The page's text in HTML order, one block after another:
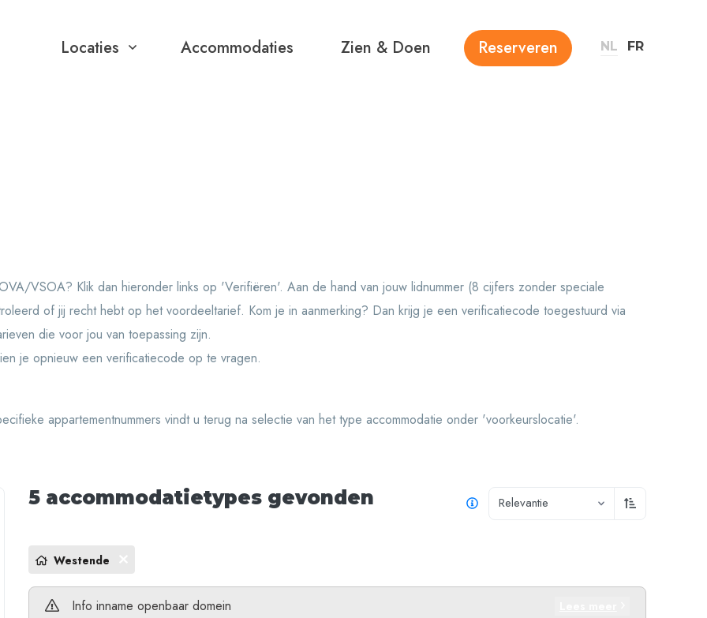
NL FR
Locaties Accommodaties Zien & Doen Reserveren
VSOA? Klik dan hieronder links op 'Verifiëren'. Aan de hand van jouw lidnummer (8 cijfers zonder speciale
of jij recht hebt op het voordeeltarief. Kom je in aanmerking? Dan krijg je een verificatiecode toegestuurd via
die voor jou van toepassing zijn.
je opnieuw een verificatiecode op te vragen.
appartementnummers vindt u terug na selectie van het type accommodatie onder 'voorkeurslocatie'.
5 accommodatietypesgevonden Relevantie Oplopend
Westende
Info inname openbaar domein